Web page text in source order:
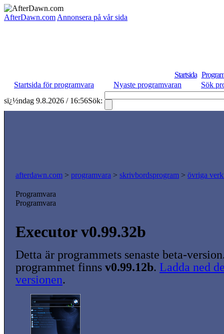
AfterDawn.com Annonsera på vår sida
Startsida
Startsida för programvara
Nyaste programvaran
Sök
sï¿½ndag 9.8.2026 / 16:56Sök:
afterdawn.com > programvara > skrivbordsprogram > övriga
Programvara
Programvara
Executor v0.99.32b
Detta är programmets senaste beta-
programmet finns v0.99.12b. Ladda ned
versionen.